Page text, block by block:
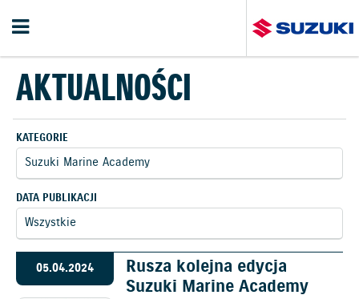
AKTUALNOŚCI
KATEGORIE
DATA PUBLIKACJI
05.04.2024
Rusza kolejna edycja
Suzuki Marine Academy